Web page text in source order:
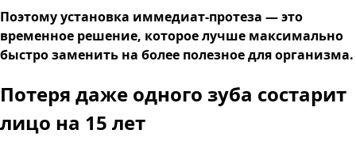
Поэтому установка иммедиат-протеза — это
временное решение, которое лучше максимально
быстро заменить на более полезное для организма.
Потеря даже одного зуба состарит
лицо на 15 лет